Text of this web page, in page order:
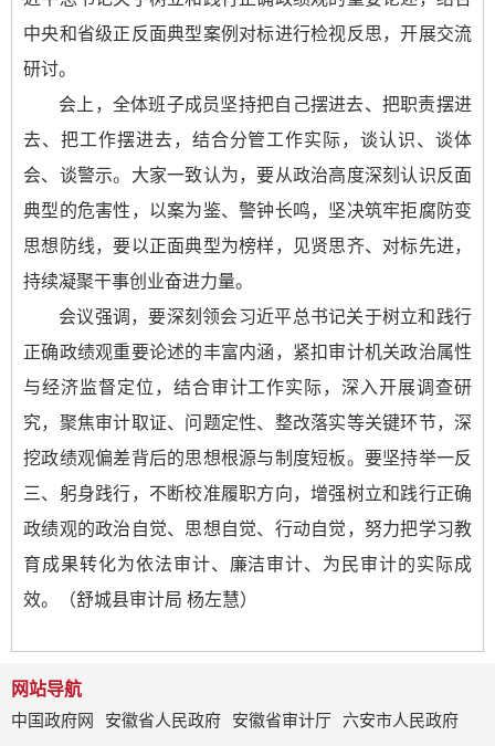
中央和省级正反面典型案例对标进行检视反思，开展交流
研讨。
会上，全体班子成员坚持把自己摆进去、把职责摆进
去、把工作摆进去，结合分管工作实际，谈认识、谈体
会、谈警示。大家一致认为，要从政治高度深刻认识反面
典型的危害性，以案为鉴、警钟长鸣，坚决筑牢拒腐防变
思想防线，要以正面典型为榜样，见贤思齐、对标先进，
持续凝聚干事创业奋进力量。
会议强调，要深刻领会习近平总书记关于树立和践行
正确政绩观重要论述的丰富内涵，紧扣审计机关政治属性
与经济监督定位，结合审计工作实际，深入开展调查研
究，聚焦审计取证、问题定性、整改落实等关键环节，深
挖政绩观偏差背后的思想根源与制度短板。要坚持举一反
三、躬身践行，不断校准履职方向，增强树立和践行正确
政绩观的政治自觉、思想自觉、行动自觉，努力把学习教
育成果转化为依法审计、廉洁审计、为民审计的实际成
效。（舒城县审计局 杨左慧）
网站导航
中国政府网
安徽省人民政府 安徽省审计厅 六安市人民政府